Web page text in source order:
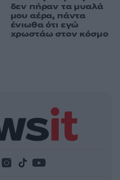
δεν πήραν τα μυαλά
μου αέρα, πάντα
ένιωθα ότι εγώ
χρωστάω στον κόσμο